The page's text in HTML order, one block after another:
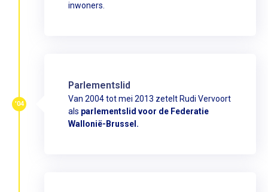
inwoners.
Parlementslid
Van 2004 tot mei 2013 zetelt Rudi Vervoort
als parlementslid voor de Federatie
Wallonië-Brussel.
'04